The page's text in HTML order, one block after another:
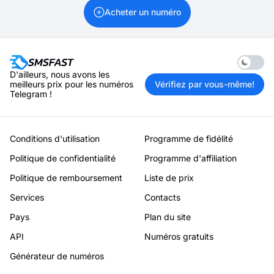
Acheter un numéro
Enable
D'ailleurs, nous avons les
meilleurs prix pour les numéros
Telegram !
Vérifiez par vous-même!
Conditions d'utilisation
Programme de fidélité
Politique de confidentialité
Programme d'affiliation
Politique de remboursement
Liste de prix
Services
Contacts
Pays
Plan du site
API
Numéros gratuits
Générateur de numéros